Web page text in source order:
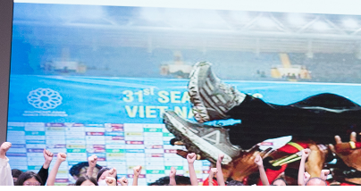
학교연혁
교직원현황
학생현황
위치/전화
전경사진
일과시간표
성과평가자료
스쿨버스 운행 안내
급식안내
서식자료실
학부모방
정기고사 기출문제